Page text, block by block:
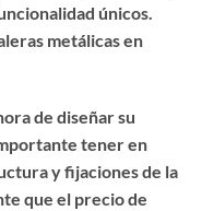
únicos.
metálicas en
de diseñar su
tener en
y fijaciones de la
que el precio de